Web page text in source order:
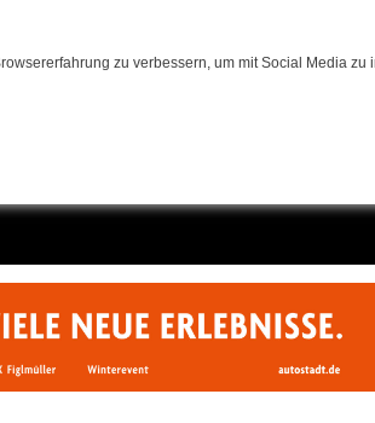
zu verbessern, um mit Social Media